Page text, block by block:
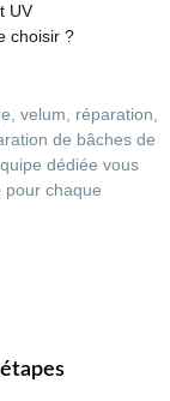
UV
choisir ?
velum, réparation,
de bâches de
dédiée vous
pour chaque